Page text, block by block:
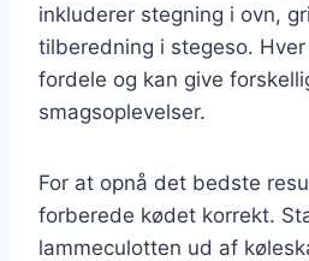
inkluderer stegning i ovn,
tilberedning i stegeso.
fordele og kan give
smagsoplevelser.
For at opnå det bedste
forberede kødet korrekt.
lammeculotten ud af